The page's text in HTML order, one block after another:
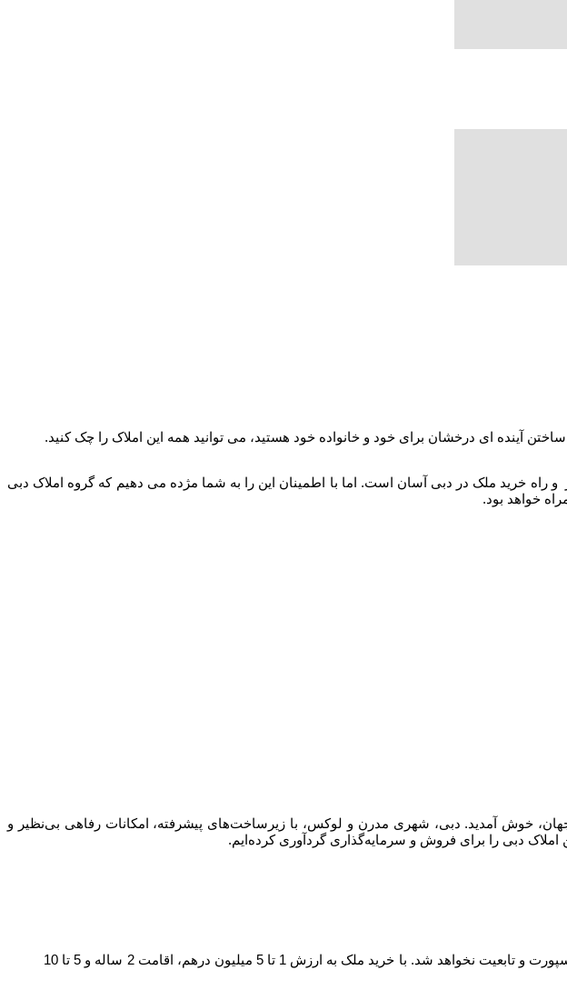
آینده ای درخشان برای خود و خانواده خود هستید، می توانید همه این املاک را چک کنید.
راه خرید ملک در دبی آسان است. اما با اطمینان این را به شما مژده می دهیم که گروه املاک دبی
خواهد بود.
خوش آمدید. دبی، شهری مدرن و لوکس، با زیرساخت‌های پیشرفته، امکانات رفاهی بی‌نظیر و
دبی را برای فروش و سرمایه‌گذاری گردآوری کرده‌ایم.
بهتر است بدانید خرید خانه در دبی سبب اخذ اقامت موقت در امارات می شود اما در نهایت منجر به دریافت پاسپورت و تابعیت نخواهد شد. با خرید ملک به ارزش 1 تا 5 میلیون درهم، اقامت 2 ساله و 5 تا 10